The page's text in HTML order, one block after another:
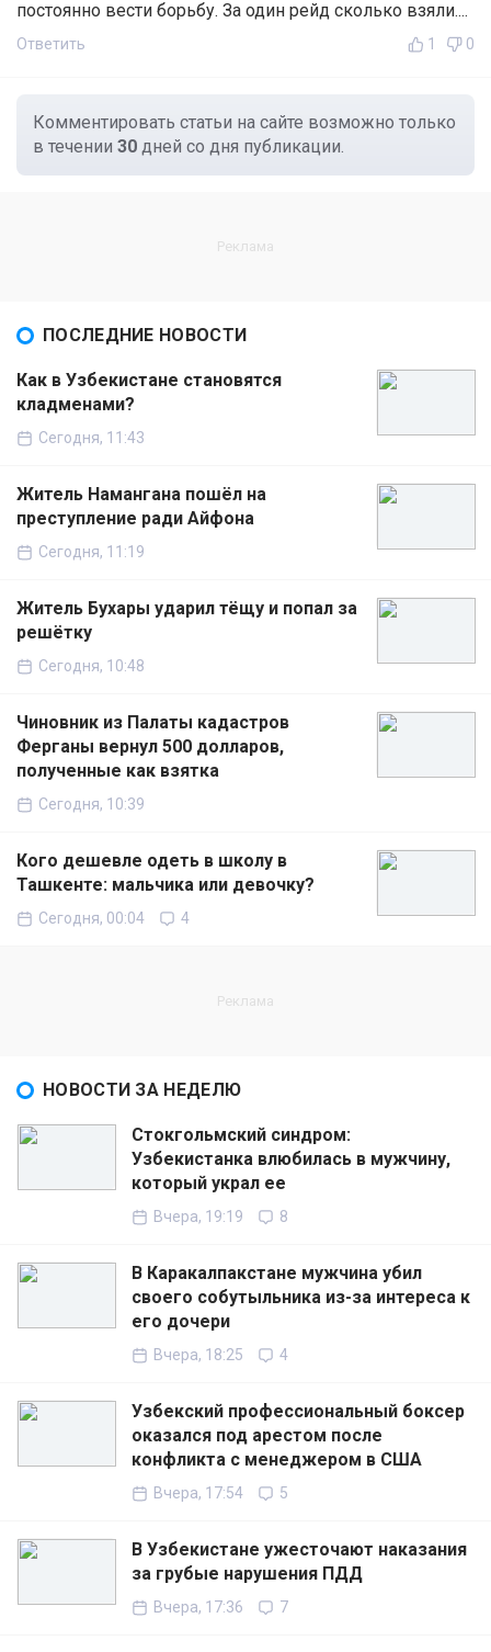
постоянно вести борьбу. За один рейд сколько взяли....
Ответить 1 0
Комментировать статьи на сайте возможно только
в течении 30 дней со дня публикации.
ПОСЛЕДНИЕ НОВОСТИ
Как в Узбекистане становятся
кладменами?
Сегодня, 11:43
Житель Намангана пошёл на
преступление ради Айфона
Сегодня, 11:19
Житель Бухары ударил тёщу и попал за
решётку
Сегодня, 10:48
Чиновник из Палаты кадастров
Ферганы вернул 500 долларов,
полученные как взятка
Сегодня, 10:39
Кого дешевле одеть в школу в
Ташкенте: мальчика или девочку?
Сегодня, 00:04 4
НОВОСТИ ЗА НЕДЕЛЮ
Стокгольмский синдром:
Узбекистанка влюбилась в мужчину,
который украл ее
Вчера, 19:19 8
В Каракалпакстане мужчина убил
своего собутыльника из-за интереса к
его дочери
Вчера, 18:25 4
Узбекский профессиональный боксер
оказался под арестом после
конфликта с менеджером в США
Вчера, 17:54 5
В Узбекистане ужесточают наказания
за грубые нарушения ПДД
Вчера, 17:36 7